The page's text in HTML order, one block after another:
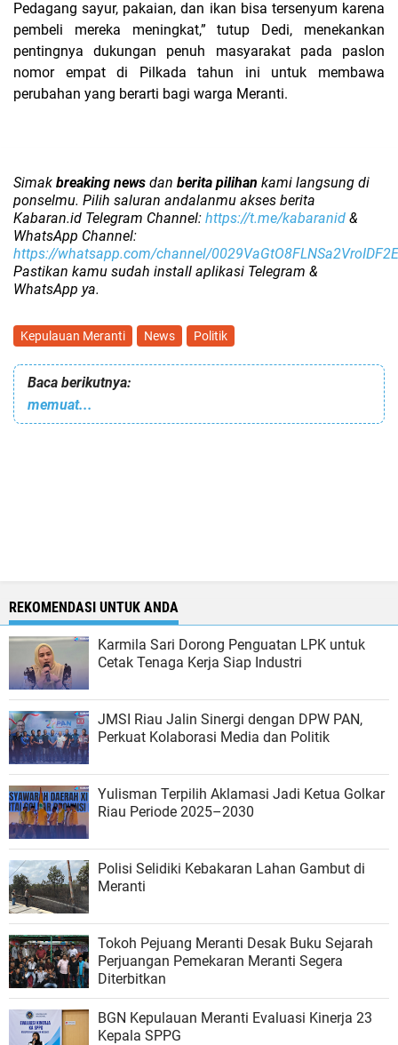
Pedagang sayur, pakaian, dan ikan bisa tersenyum karena
pembeli mereka meningkat,” tutup Dedi, menekankan
pentingnya dukungan penuh masyarakat pada paslon
nomor empat di Pilkada tahun ini untuk membawa
perubahan yang berarti bagi warga Meranti.
Simak breaking news dan berita pilihan kami langsung di
ponselmu. Pilih saluran andalanmu akses berita
Kabaran.id Telegram Channel: https://t.me/kabaranid &
WhatsApp Channel:
https://whatsapp.com/channel/0029VaGtO8FLNSa2VroIDF2E
Pastikan kamu sudah install aplikasi Telegram &
WhatsApp ya.
Kepulauan Meranti News Politik
Baca berikutnya:
memuat...
REKOMENDASI UNTUK ANDA
Karmila Sari Dorong Penguatan LPK untuk
Cetak Tenaga Kerja Siap Industri
JMSI Riau Jalin Sinergi dengan DPW PAN,
Perkuat Kolaborasi Media dan Politik
Yulisman Terpilih Aklamasi Jadi Ketua Golkar
Riau Periode 2025–2030
Polisi Selidiki Kebakaran Lahan Gambut di
Meranti
Tokoh Pejuang Meranti Desak Buku Sejarah
Perjuangan Pemekaran Meranti Segera
Diterbitkan
BGN Kepulauan Meranti Evaluasi Kinerja 23
Kepala SPPG